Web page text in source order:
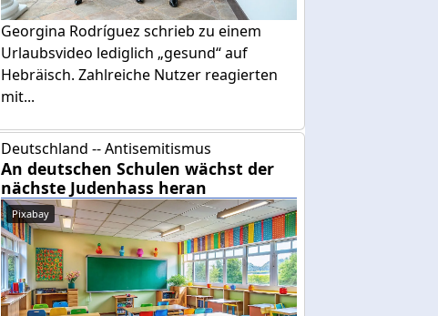
Georgina Rodríguez schrieb zu einem
Urlaubsvideo lediglich „gesund“ auf
Hebräisch. Zahlreiche Nutzer reagierten
mit...
Deutschland -- Antisemitismus
An deutschen Schulen wächst der
nächste Judenhass heran
Pixabay